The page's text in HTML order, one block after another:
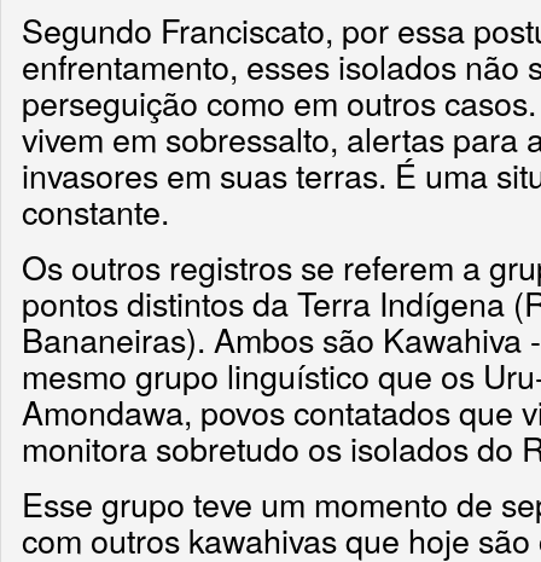
Segundo Franciscato, por essa
enfrentamento, esses isolados não
perseguição como em outros
vivem em sobressalto, alertas para
invasores em suas terras. É uma
constante.
Os outros registros se referem a
pontos distintos da Terra Indígena
Bananeiras). Ambos são Kawahiva
mesmo grupo linguístico que os
Amondawa, povos contatados que
monitora sobretudo os isolados do
Esse grupo teve um momento de
com outros kawahivas que hoje